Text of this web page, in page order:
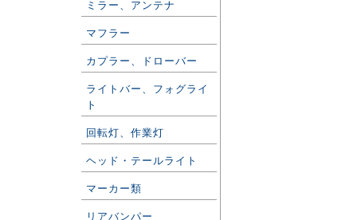
ミラー、アンテナ
マフラー
カプラー、ドローバー
ライトバー、フォグライ
ト
回転灯、作業灯
ヘッド・テールライト
マーカー類
リアバンパー